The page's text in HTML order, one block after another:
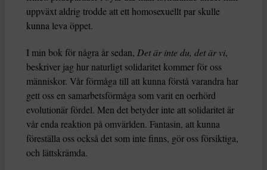
uppväxt aldrig trodde att ett homosexuellt par skulle
kunna leva öppet.
I min bok för några år sedan, Det är inte du, det är vi,
beskriver jag hur naturligt solidaritet kommer för oss
människor. Vår förmåga till att kunna förstå varandra har
gett oss en samarbetsförmåga som varit en oerhörd
evolutionär fördel. Men det betyder inte att solidaritet är
vår enda reaktion på omvärlden. Fantasin, att kunna
föreställa oss också det som inte finns, gör oss försiktiga,
och lättskrämda.